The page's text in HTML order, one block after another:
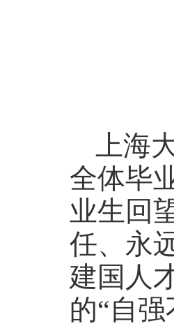
上海
全体毕
业生回
任、永
建国人
的“自